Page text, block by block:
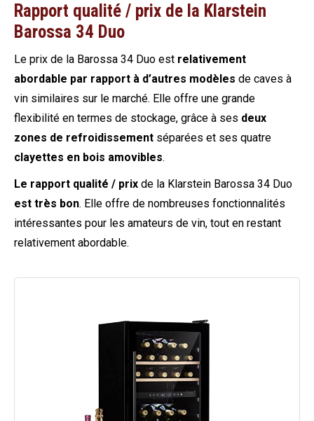
Rapport qualité / prix de la Klarstein
Barossa 34 Duo
Le prix de la Barossa 34 Duo est relativement
abordable par rapport à d’autres modèles de caves à
vin similaires sur le marché. Elle offre une grande
flexibilité en termes de stockage, grâce à ses deux
zones de refroidissement séparées et ses quatre
clayettes en bois amovibles.
Le rapport qualité / prix de la Klarstein Barossa 34 Duo
est très bon. Elle offre de nombreuses fonctionnalités
intéressantes pour les amateurs de vin, tout en restant
relativement abordable.